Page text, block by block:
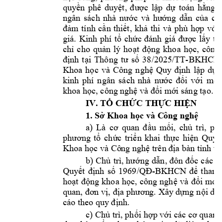
quyền phê duyệt, được lập dự toán hằng
ngân sách nhà nước và hướng dẫn của cơ
đảm tính cần thiết, khả thi và phù hợp với
giá. Kinh phí tổ chức đánh giá được lấy
chỉ cho quản lý hoạt động khoa học, công
định tại Thông tư số 38/2025/TT-BKHCN
Khoa học và Công nghệ Quy định lập dự
kinh phí ngân sách nhà nước đối với
khoa học, công nghệ và đổi mới sáng tạo.
IV. TỔ CHỨC THỰC HIỆN
1. Sở Khoa học và Công nghệ
a) Là cơ quan đầu mối, chủ trì, ph
phương tổ chức triển khai thực hiện Quy
Khoa học và Công nghệ trên địa bàn tỉnh
b) Chủ trì, hướng dẫn, đôn đốc các
Quyết định số 1969/QĐ-BKHCN để tham
hoạt động khoa học, công nghệ và đổi mớ
quan, đơn vị, địa phương. Xây dựng nội
cáo theo quy định.
c) Chủ trì, phối hợp với các cơ